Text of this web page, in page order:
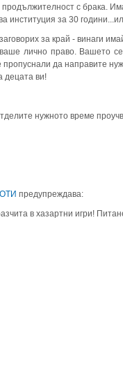
с брака.
институция за 30
за край - винаги
лично право. Вашето
пропуснали да направите
децата ви!
нужното време
предупреждава:
в хазартни игри!